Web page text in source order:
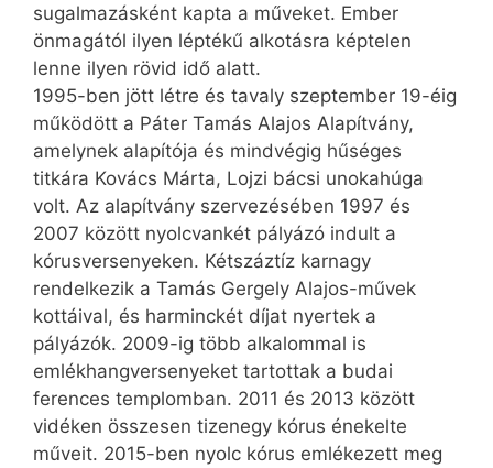
sugalmazásként kapta a műveket. Ember
önmagától ilyen léptékű alkotásra képtelen
lenne ilyen rövid idő alatt.
1995-ben jött létre és tavaly szeptember 19-éig
működött a Páter Tamás Alajos Alapítvány,
amelynek alapítója és mindvégig hűséges
titkára Kovács Márta, Lojzi bácsi unokahúga
volt. Az alapítvány szervezésében 1997 és
2007 között nyolcvankét pályázó indult a
kórusversenyeken. Kétszáztíz karnagy
rendelkezik a Tamás Gergely Alajos-művek
kottáival, és harminckét díjat nyertek a
pályázók. 2009-ig több alkalommal is
emlékhangversenyeket tartottak a budai
ferences templomban. 2011 és 2013 között
vidéken összesen tizenegy kórus énekelte
műveit. 2015-ben nyolc kórus emlékezett meg